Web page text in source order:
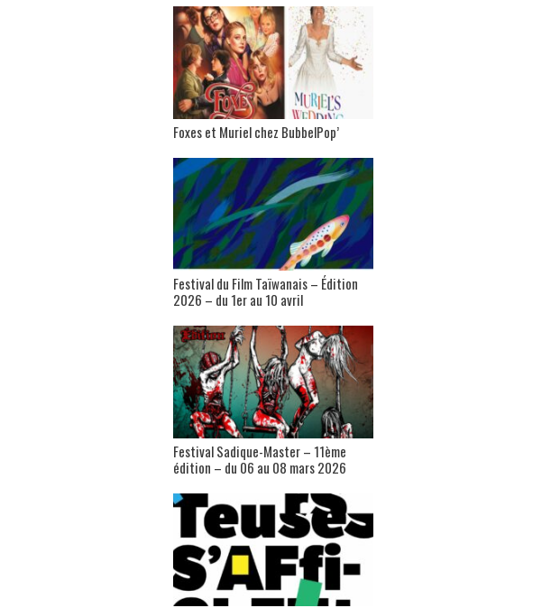
Foxes et Muriel chez BubbelPop’
Festival du Film Taïwanais – Édition
2026 – du 1er au 10 avril
Festival Sadique-Master – 11ème
édition – du 06 au 08 mars 2026